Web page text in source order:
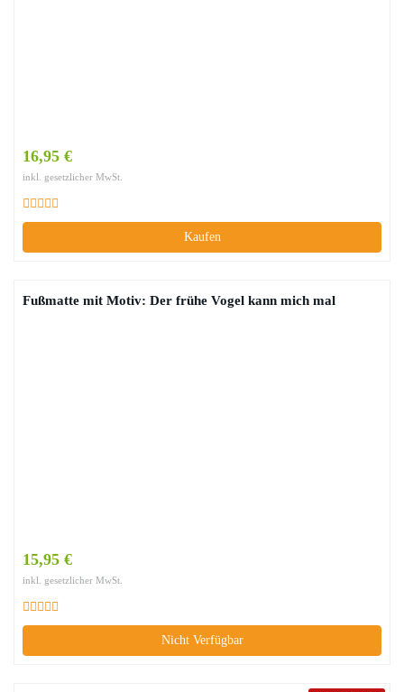
16,95 €
inkl. gesetzlicher MwSt.
Kaufen
Fußmatte mit Motiv: Der frühe Vogel kann mich mal
15,95 €
inkl. gesetzlicher MwSt.
Nicht Verfügbar